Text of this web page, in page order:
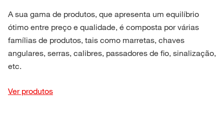
A sua gama de produtos, que apresenta um equilíbrio
ótimo entre preço e qualidade, é composta por várias
famílias de produtos, tais como marretas, chaves
angulares, serras, calibres, passadores de fio, sinalização,
etc.
Ver produtos